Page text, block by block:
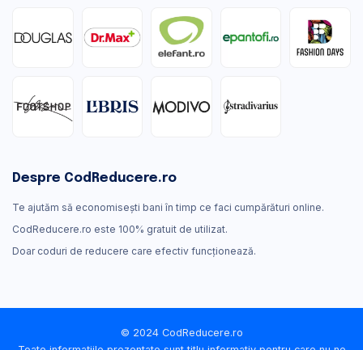
Despre CodReducere.ro
Te ajutăm să economisești bani în timp ce faci cumpărături online.
CodReducere.ro este 100% gratuit de utilizat.
Doar coduri de reducere care efectiv funcţionează.
© 2024 CodReducere.ro